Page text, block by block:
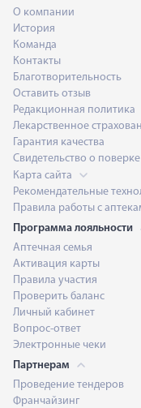
О компании
История
Команда
Контакты
Благотворительность
Оставить отзыв
Редакционная политика
Лекарственное
Гарантия качества
Свидетельство о поверке
Карта сайта
Рекомендательные
Правила работы с
Программа лояльности
Аптечная семья
Активация карты
Правила участия
Проверить баланс
Личный кабинет
Вопрос-ответ
Электронные чеки
Партнерам
Проведение тендеров
Франчайзинг